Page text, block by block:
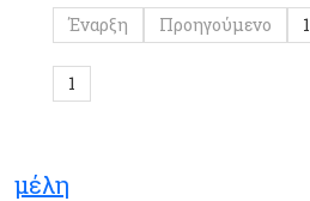
Έναρξη Προηγούμενο 1
1
μέλη